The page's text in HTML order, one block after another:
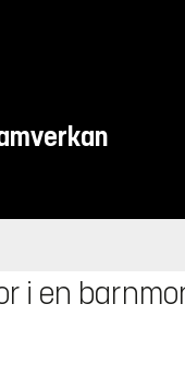
i en